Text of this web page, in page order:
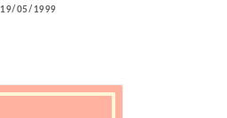
19/05/1999